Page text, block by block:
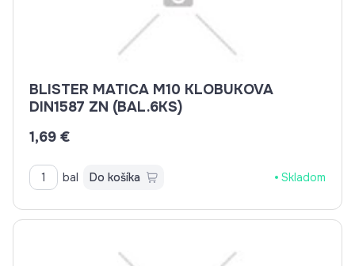
BLISTER MATICA M10 KLOBUKOVA
DIN1587 ZN (BAL.6KS)
1,69 €
bal Do košíka Skladom